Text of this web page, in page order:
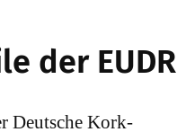
der EUDR
Deutsche Kork-